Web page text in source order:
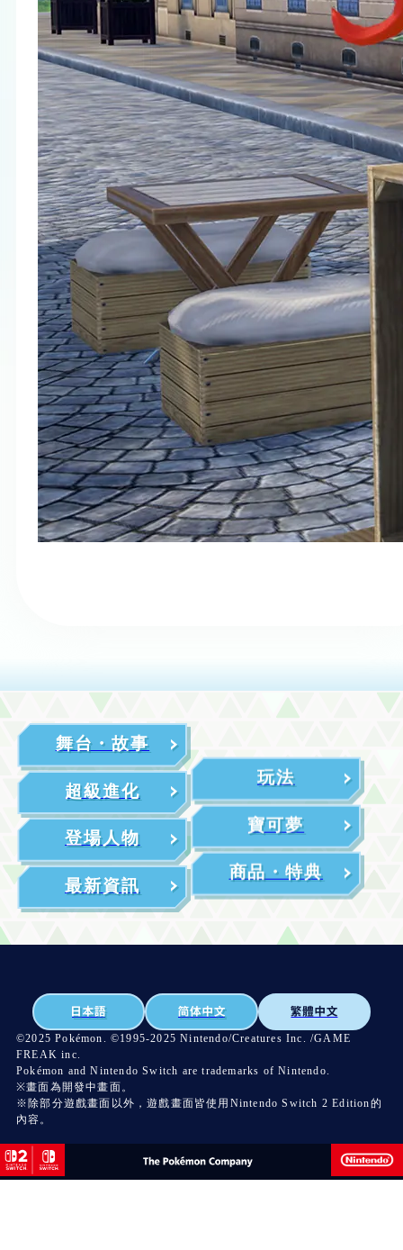
舞台・故事
玩法
超級進化
寶可夢
登場人物
商品・特典
最新資訊
©2025 Pokémon. ©1995-2025 Nintendo/Creatures Inc. /GAME
FREAK inc.
Pokémon and Nintendo Switch are trademarks of Nintendo.
※畫面為開發中畫面。
※除部分遊戲畫面以外，遊戲畫面皆使用Nintendo Switch 2 Edition的
內容。